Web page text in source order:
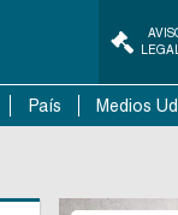
País Medios